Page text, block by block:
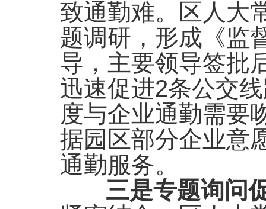
致通勤难。区人大
题调研，形成《监
导，主要领导签批
迅速促进2条公交
度与企业通勤需要
据园区部分企业意
通勤服务。
三是专题询问